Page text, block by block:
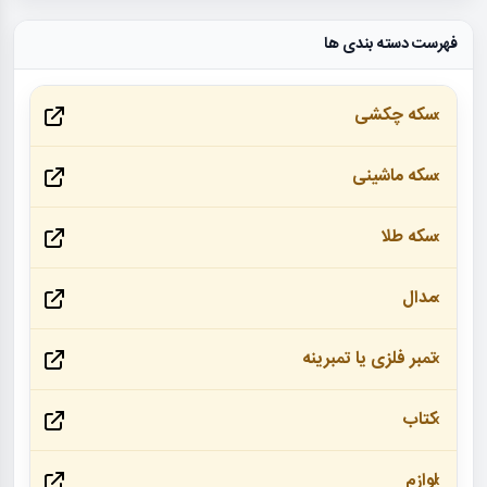
فهرست دسته بندی ها
سکه چکشی
سکه ماشینی
سکه طلا
مدال
تمبر فلزی یا تمبرینه
کتاب